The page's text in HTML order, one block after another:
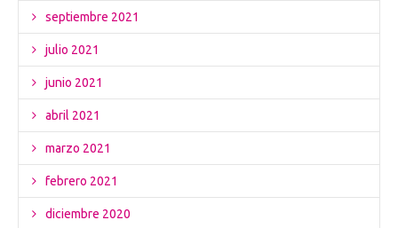
septiembre 2021
julio 2021
junio 2021
abril 2021
marzo 2021
febrero 2021
diciembre 2020